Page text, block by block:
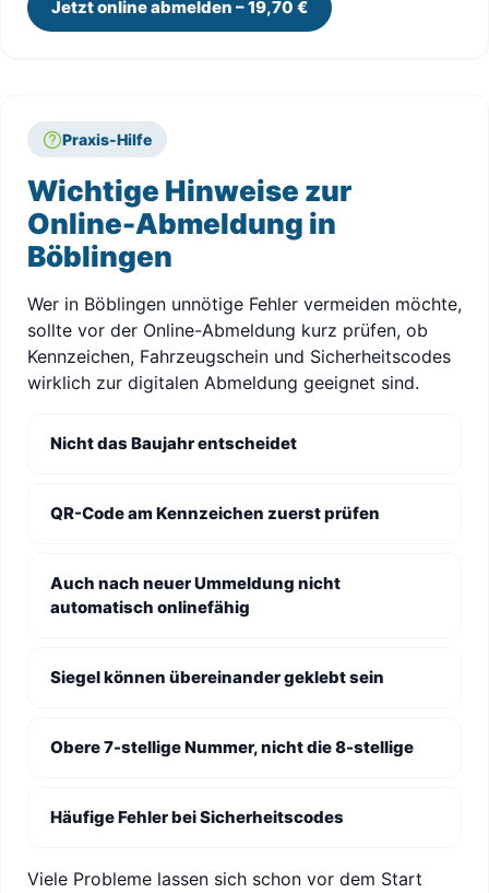
Jetzt online abmelden – 19,70 €
Praxis-Hilfe
Wichtige Hinweise zur
Online-Abmeldung in
Böblingen
Wer in Böblingen unnötige Fehler vermeiden möchte,
sollte vor der Online-Abmeldung kurz prüfen, ob
Kennzeichen, Fahrzeugschein und Sicherheitscodes
wirklich zur digitalen Abmeldung geeignet sind.
Nicht das Baujahr entscheidet
QR-Code am Kennzeichen zuerst prüfen
Auch nach neuer Ummeldung nicht
automatisch onlinefähig
Siegel können übereinander geklebt sein
Obere 7-stellige Nummer, nicht die 8-stellige
Häufige Fehler bei Sicherheitscodes
Viele Probleme lassen sich schon vor dem Start